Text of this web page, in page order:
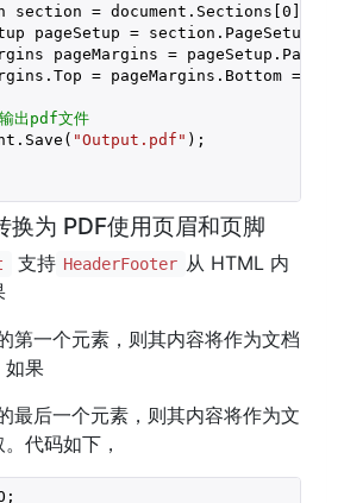
section = document.Sections[
0 ];
pageSetup = section.PageSetup;
pageMargins =
= pageMargins.Bottom =
出pdf文件
"Output.pdf" );
换为 PDF使用页眉和页脚
支持 HeaderFooter 从 HTML 内
第一个元素，则其内容将作为文档
如果
最后一个元素，则其内容将作为文
代码如下，